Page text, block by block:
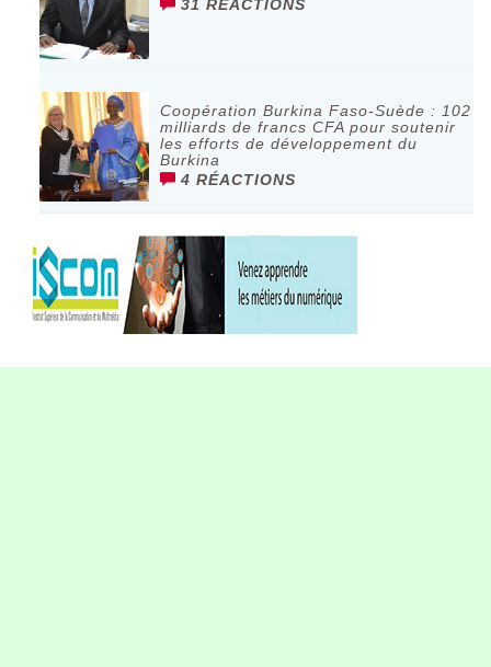
31 RÉACTIONS
Coopération Burkina Faso-Suède : 102
milliards de francs CFA pour soutenir
les efforts de développement du
Burkina
4 RÉACTIONS